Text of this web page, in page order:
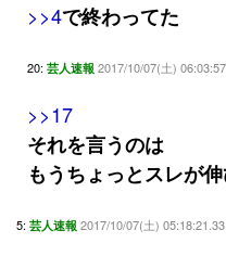
>>4で終わってた
20: 芸人速報 2017/10/07(土)
>>17
それを言うのは
もうちょっとスレが
5: 芸人速報 2017/10/07(土)